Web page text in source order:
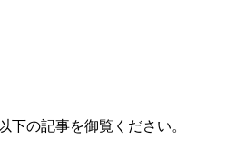
の記事を御覧ください。